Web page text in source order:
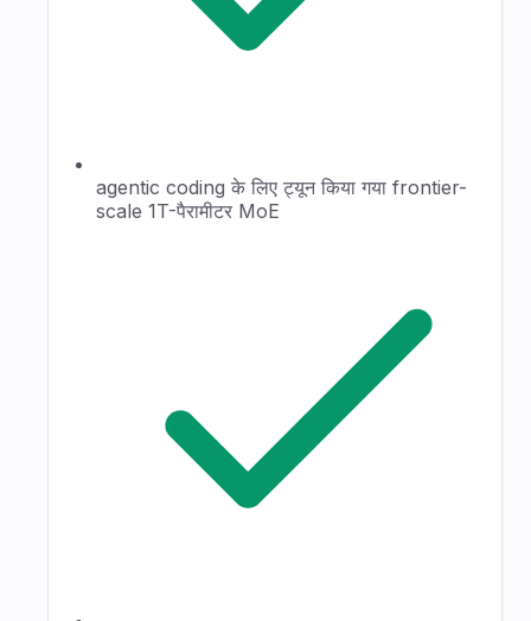
agentic coding के लिए ट्यून किया गया frontier-
scale 1T-पैरामीटर MoE